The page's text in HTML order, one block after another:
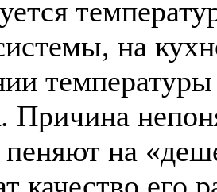
на
Причина
пеняют на